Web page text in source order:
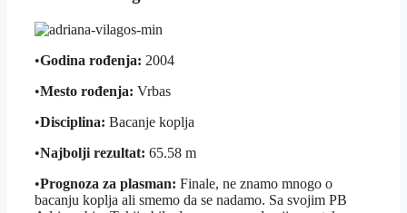
•Godina rođenja: 2004
•Mesto rođenja: Vrbas
•Disciplina: Bacanje koplja
•Najbolji rezultat: 65.58 m
•Prognoza za plasman: Finale, ne znamo mnogo o
bacanju koplja ali smemo da se nadamo. Sa svojim PB